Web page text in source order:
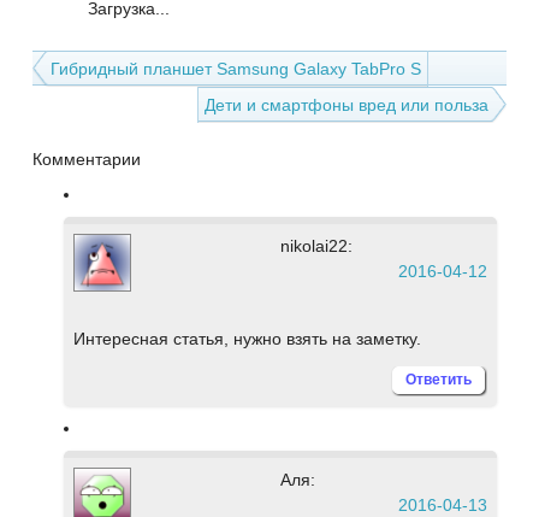
Загрузка...
Гибридный планшет Samsung Galaxy TabPro S
Дети и смартфоны вред или польза
Комментарии
nikolai22:
2016-04-12
Интересная статья, нужно взять на заметку.
Ответить
Аля:
2016-04-13